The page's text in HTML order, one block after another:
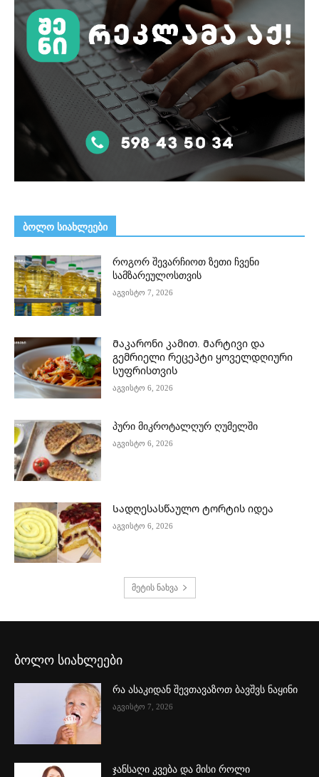
ᲑᲝᲚᲝ ᲡᲘᲐᲮᲚᲔᲔᲑᲘ
როგორ შევარჩიოთ ზეთი ჩვენი
სამზარეულოსთვის
აგვისტო 7, 2026
Მაკარონი კამით. Მარტივი და
გემრიელი რეცეპტი ყოველდღიური
სუფრისთვის
აგვისტო 6, 2026
პური მიკროტალღურ ღუმელში
აგვისტო 6, 2026
Სადღესასწაულო ტორტის იდეა
აგვისტო 6, 2026
მეტის ნახვა
ბოლო სიახლეები
რა ასაკიდან შევთავაზოთ ბავშვს ნაყინი
აგვისტო 7, 2026
ჯანსაღი კვება და მისი როლი